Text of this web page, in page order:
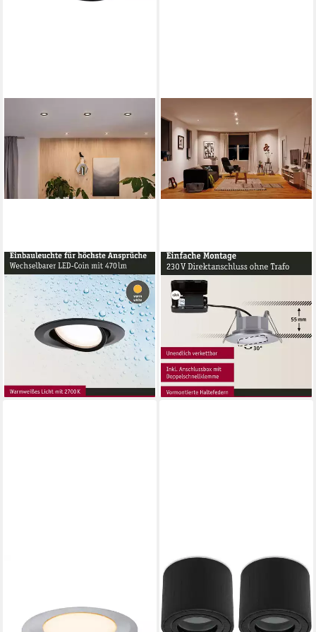
PAULMANN
LED Einbauleuchte Nova Plus
1x6W 470lm 2700K Schwarz
matt/Alu, LED fest integriert,
Warmweiß
36,54 € UVP46,99 €
lieferbar - in 2-3 Werktagen bei dir
PAULMANN
LED Einbauleuchte Calla
1x680lm 4000K 6W 230V
schwarz matt, LED fest
integriert, Neutralweiß, IP65
18,50 € UVP23,99 €
-23%
lieferbar - in 2-3 Werktagen bei dir